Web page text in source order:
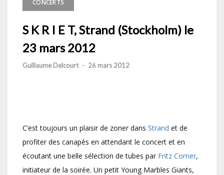
CONCERTS
S K R I E T, Strand (Stockholm) le
23 mars 2012
Guillaume Delcourt - 26 mars 2012
C’est toujours un plaisir de zoner dans Strand et de
profiter des canapés en attendant le concert et en
écoutant une belle sélection de tubes par Fritz Corner,
initiateur de la soirée. Un petit Young Marbles Giants,